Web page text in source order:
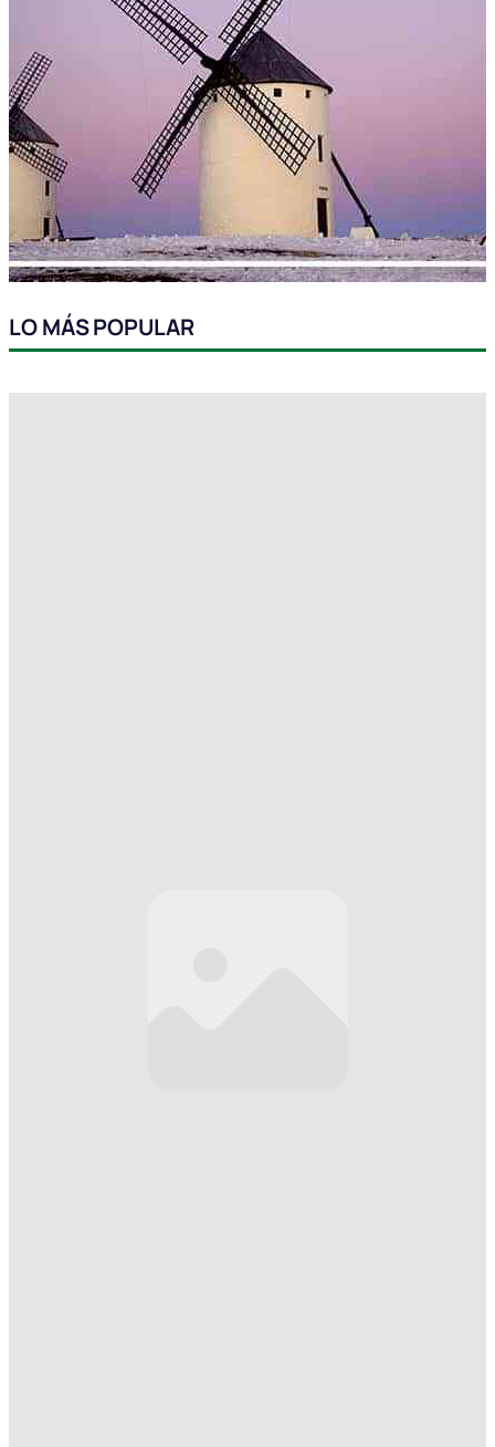
LO MÁS POPULAR